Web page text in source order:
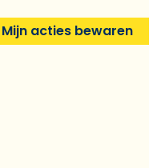
Mijn acties bewaren